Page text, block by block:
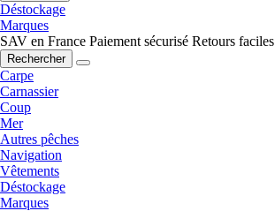
Déstockage
Marques
SAV en France Paiement sécurisé Retours faciles
Rechercher
Carpe
Carnassier
Coup
Mer
Autres pêches
Navigation
Vêtements
Déstockage
Marques